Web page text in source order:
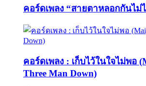
คอร์ดเพลง “สายตาหลอกกันไม่
คอร์ดเพลง : เก็บไว้ในใจไม่พอ
Three Man Down)